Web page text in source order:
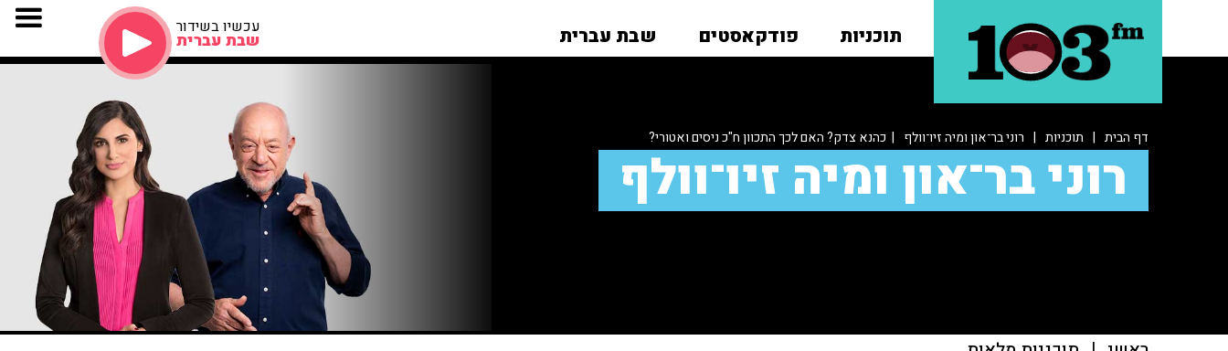
תוכניות פודקאסטים שבת עברית עכשיו בשידור
שבת עברית
דף הבית | תוכניות | רוני בר־און ומיה זיו־וולף | כהנא צדק? האם לכך התכוון ח"כ ניסים ואטורי?
רוני בר־און ומיה זיו־וולף